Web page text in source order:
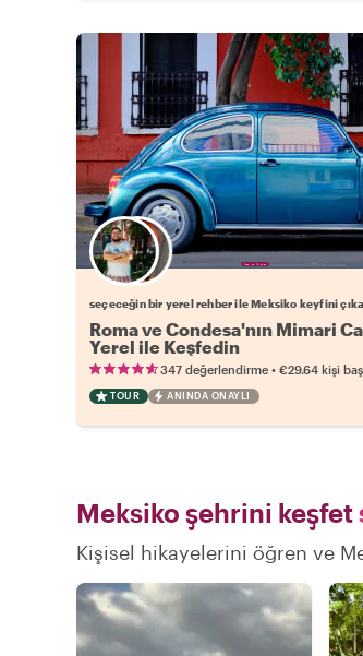
Favori yerel rehberini seç
seçeceğin bir yerel rehber ile Meksiko keyfini
Roma ve Condesa'nın Mimari
Yerel ile Keşfedin
347 değerlendirme • €29.64 kişi
TOUR ANINDA ONAYLI
Meksiko şehrini keşfet
Kişisel hikayelerini öğren ve